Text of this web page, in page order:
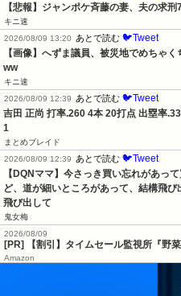
【悲報】ジャンポケ斉藤の妻、夫の求
キニ速
2026/08/09 13:20
あとで読む 🐦Tweet
【画像】へずま議員、被災地でめちゃ
ww
キニ速
2026/08/09 12:39
あとで読む 🐦Tweet
吉田 正尚 打率.260 4本 20打点 出塁率
1
まとめブレイド
2026/08/09 12:39
あとで読む 🐦Tweet
【DQNママ】今さっき買い忘れがあっ
ど、道が細いところがあって、結構飛
飛び出して
鬼女梅
2026/08/09
[PR] 【割引】タイムセール監視所『野菜
Amazon